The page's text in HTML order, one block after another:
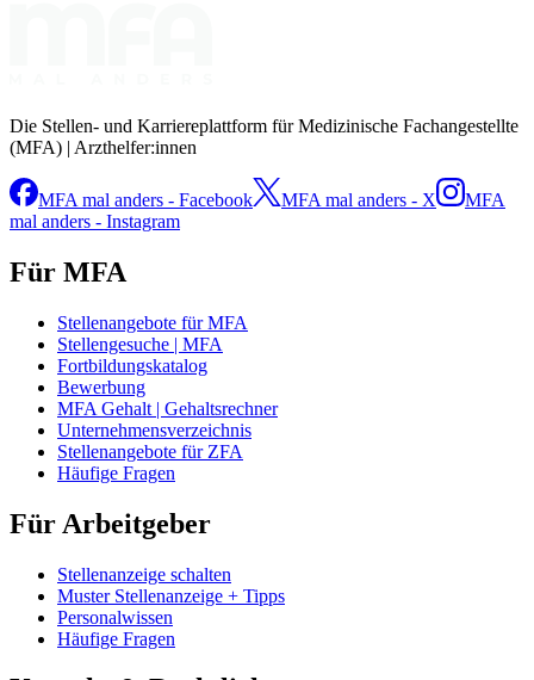
Die Stellen- und Karriereplattform für Medizinische Fachangestellte
(MFA) | Arzthelfer:innen
MFA mal anders - Facebook MFA mal anders - X
MFA
mal anders - Instagram
Für MFA
Stellenangebote für MFA
Stellengesuche | MFA
Fortbildungskatalog
Bewerbung
MFA Gehalt | Gehaltsrechner
Unternehmensverzeichnis
Stellenangebote für ZFA
Häufige Fragen
Für Arbeitgeber
Stellenanzeige schalten
Muster Stellenanzeige + Tipps
Personalwissen
Häufige Fragen